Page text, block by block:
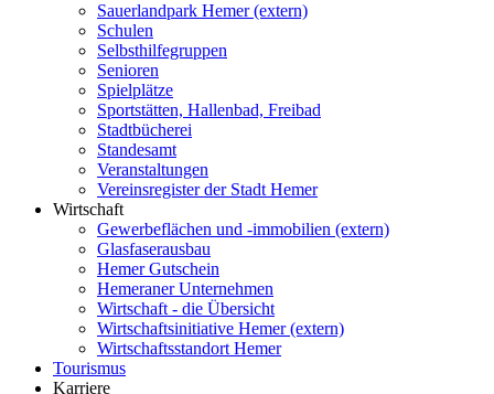
Sauerlandpark Hemer (extern)
Schulen
Selbsthilfegruppen
Senioren
Spielplätze
Sportstätten, Hallenbad, Freibad
Stadtbücherei
Standesamt
Veranstaltungen
Vereinsregister der Stadt Hemer
Wirtschaft
Gewerbeflächen und -immobilien (extern)
Glasfaserausbau
Hemer Gutschein
Hemeraner Unternehmen
Wirtschaft - die Übersicht
Wirtschaftsinitiative Hemer (extern)
Wirtschaftsstandort Hemer
Tourismus
Karriere